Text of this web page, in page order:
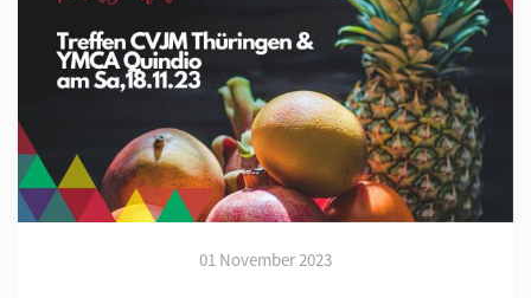
01 November 2023